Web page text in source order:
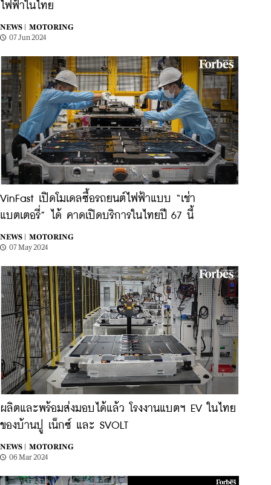
ไฟฟ้าในไทย
NEWS |
MOTORING
07 Jun 2024
VinFast เปิดโมเดลซื้อรถยนต์ไฟฟ้าแบบ “เช่า
แบตเตอรี่” ได้ คาดเปิดบริการในไทยปี 67 นี้
NEWS |
MOTORING
07 May 2024
ผลิตและพร้อมส่งมอบได้แล้ว โรงงานแบตฯ EV ในไทย
ของบ้านปู เน็กซ์ และ SVOLT
NEWS |
MOTORING
06 Mar 2024